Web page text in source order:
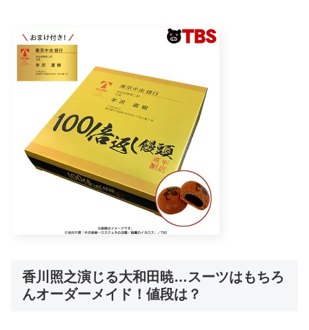
香川照之演じる大和田暁…スーツはもちろ
んオーダーメイド！値段は？